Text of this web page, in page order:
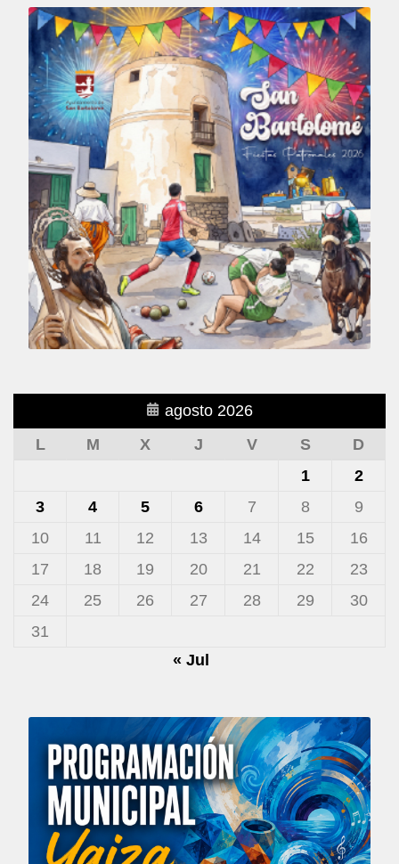
agosto 2026
L
M X J V S
D
1
2
3
4 5 6 7 8
9
10
11 12 13 14 15
16
17
18 19 20 21 22
23
24
25 26 27 28 29
30
31
« Jul